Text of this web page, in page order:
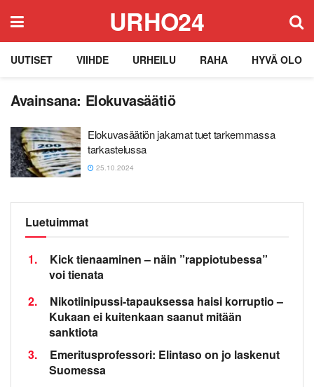
URHO24
UUTISET VIIHDE URHEILU RAHA HYVÄ OLO
Avainsana: Elokuvasäätiö
Elokuvasäätiön jakamat tuet tarkemmassa
tarkastelussa
25.10.2024
Luetuimmat
1.
Kick tienaaminen – näin ”rappiotubessa”
voi tienata
2.
Nikotiinipussi-tapauksessa haisi korruptio –
Kukaan ei kuitenkaan saanut mitään
sanktiota
3.
Emeritusprofessori: Elintaso on jo laskenut
Suomessa